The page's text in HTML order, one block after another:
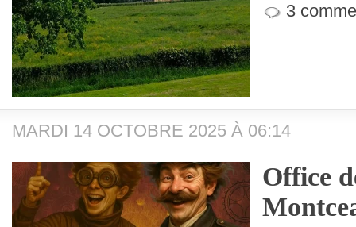
3
MARDI 14 OCTOBRE 2025 À 06:14
Office